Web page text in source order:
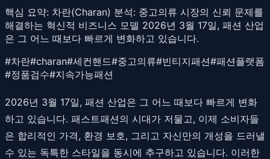
핵심 요약: 차란(Charan) 분석: 중고의류 시장의 신뢰 문제를
해결하는 혁신적 비즈니스 모델 2026년 3월 17일, 패션 산업
은 그 어느 때보다 빠르게 변화하고 있습니다.
#차란#charan#세컨핸드#중고의류#빈티지패션#패션플랫폼
#정품검수#지속가능패션
2026년 3월 17일, 패션 산업은 그 어느 때보다 빠르게 변화
하고 있습니다. 패스트패션의 시대가 저물고, 이제 소비자들
은 합리적인 가격, 환경 보호, 그리고 자신만의 개성을 드러낼
수 있는 독특한 스타일을 동시에 추구하고 있습니다. 이러한